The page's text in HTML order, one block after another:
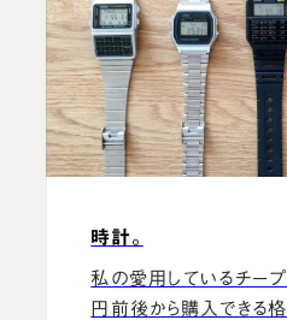
時計。
私の愛用しているチー
円前後から購入できる